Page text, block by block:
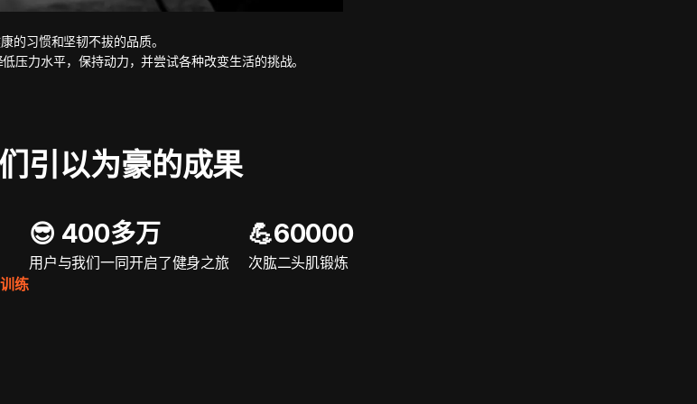
的习惯和坚韧不拔的品质。
压力水平，保持动力，并尝试各种改变生活的挑战。
引以为豪的成果
😎 400多万
用户与我们一同开启了健身之旅
练
💪60000
次肱二头肌锻炼